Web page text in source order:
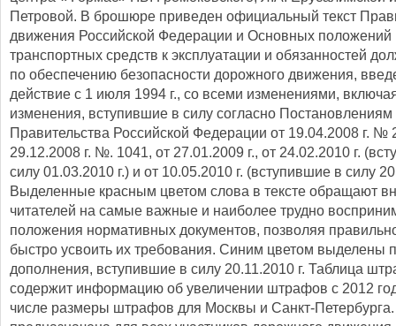
Петровой. В брошюре приведен официальный текст
движения Российской Федерации и Основных положений
транспортных средств к эксплуатации и обязанностей
по обеспечению безопасности дорожного движения,
действие с 1 июля 1994 г., со всеми изменениями,
изменения, вступившие в силу согласно Постановлениям
Правительства Российской Федерации от 19.04.2008 г. №
29.12.2008 г. №. 1041, от 27.01.2009 г., от 24.02.2010 г.
силу 01.03.2010 г.) и от 10.05.2010 г. (вступившие в силу
Выделенные красным цветом слова в тексте обращают
читателей на самые важные и наиболее трудно
положения нормативных документов, позволяя
быстро усвоить их требования. Синим цветом выделены
дополнения, вступившие в силу 20.11.2010 г. Таблица
содержит информацию об увеличении штрафов с 2012
числе размеры штрафов для Москвы и Санкт-